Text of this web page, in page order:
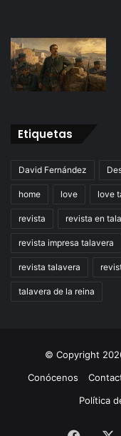
Etiquetas
David Fernández
home love love
revista revista en
revista impresa talavera
revista talavera
talavera de la reina
© Copyright
Conócenos
Política